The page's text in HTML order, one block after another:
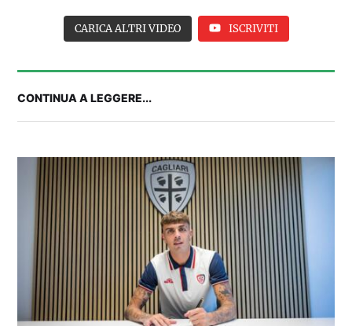
2° TROFEO RIVA | IL POST-PARTITA: commenta
con noi il match tra Cagliari e Nizza
CARICA ALTRI VIDEO ISCRIVITI
CONTINUA A LEGGERE...